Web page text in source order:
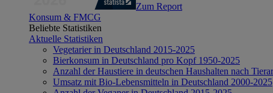
Zum Report
Konsum & FMCG
Beliebte Statistiken
Aktuelle Statistiken
Vegetarier in Deutschland 2015-2025
Bierkonsum in Deutschland pro Kopf 1950-2025
Anzahl der Haustiere in deutschen Haushalten nach
Umsatz mit Bio-Lebensmitteln in Deutschland 2000-2025